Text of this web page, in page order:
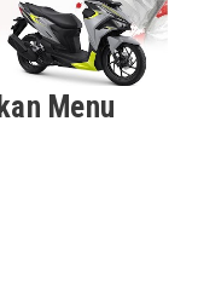
Menu